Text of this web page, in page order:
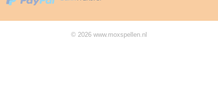
© 2026 www.moxspellen.nl